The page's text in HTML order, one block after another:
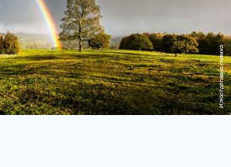
Илюстративна снимка